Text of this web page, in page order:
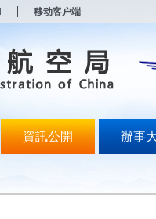
移动客户端
資訊公開 辦事